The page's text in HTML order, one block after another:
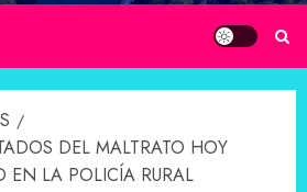
DEL MALTRATO HOY
EN LA POLICÍA RURAL